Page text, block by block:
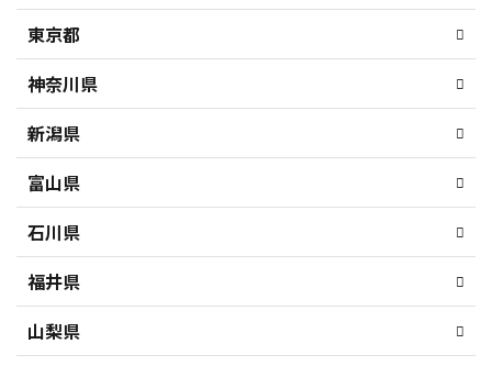
東京都
神奈川県
新潟県
富山県
石川県
福井県
山梨県